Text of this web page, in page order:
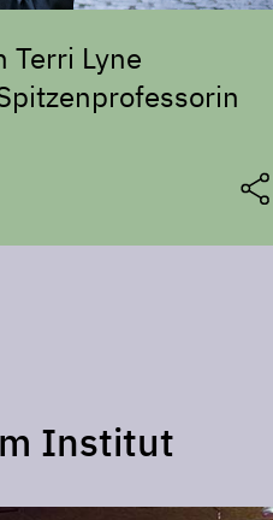
Terri Lyne
Institut